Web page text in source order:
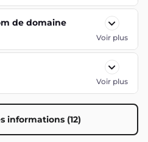
de domaine
Voir plus
Voir plus
informations (12)